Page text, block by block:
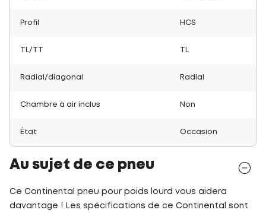
Profil HCS
TL/TT
Radial/diagonal Radial
Chambre à air inclus Non
État Occasion
Au sujet de ce pneu
Ce Continental pneu pour poids lourd vous aidera
davantage ! Les spécifications de ce Continental sont